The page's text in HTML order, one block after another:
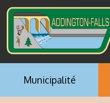
Aller au contenu principal
Municipalité